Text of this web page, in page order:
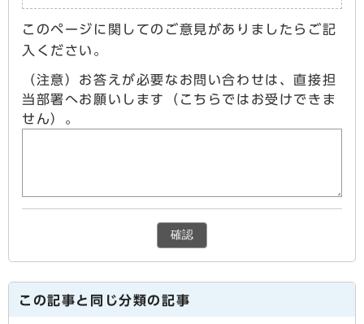
このページに関してのご意見がありましたらご記
入ください。
（注意）お答えが必要なお問い合わせは、直接担
当部署へお願いします（こちらではお受けできま
せん）。
確認
この記事と同じ分類の記事